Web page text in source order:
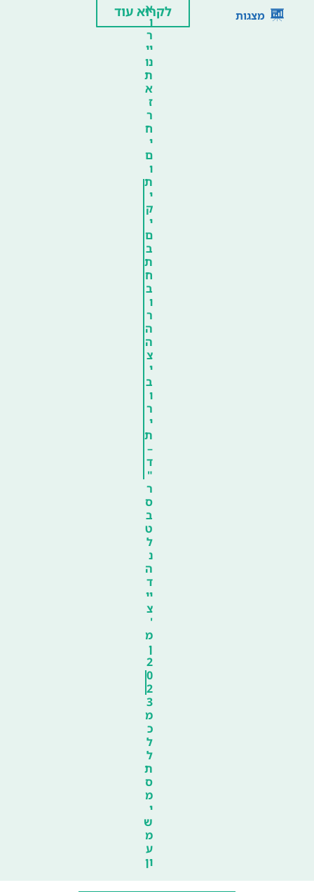
מצגות
א
ו
ר
יי
נו
ת
א
ז
ר
ח
י
ם
ו
ת
י
ק
י
ם
ב
ת
ח
ב
ו
ר
ה
ה
צ
י
ב
ו
ר
י
ת
–
ד
"
ר
ס
ב
ט
ל
נ
ה
ד
יי
צ
'
מ
ן
2
0
2
3
מ
כ
ל
ל
ת
ס
מ
י
ש
מ
ע
ון
לקרוא עוד